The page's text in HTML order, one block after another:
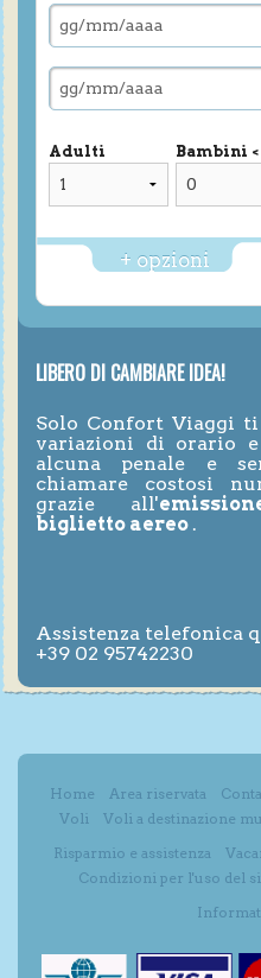
Adulti Bambini <
+ opzioni
LIBERO DI CAMBIARE IDEA!
Solo Confort Viaggi
variazioni di orario
alcuna penale e
chiamare costosi
grazie all'
biglietto aereo .
Assistenza telefonica
+39 02 95742230
Home Area riservata
Voli
Voli a destinazione
Risparmio e assistenza
Condizioni per l'uso del